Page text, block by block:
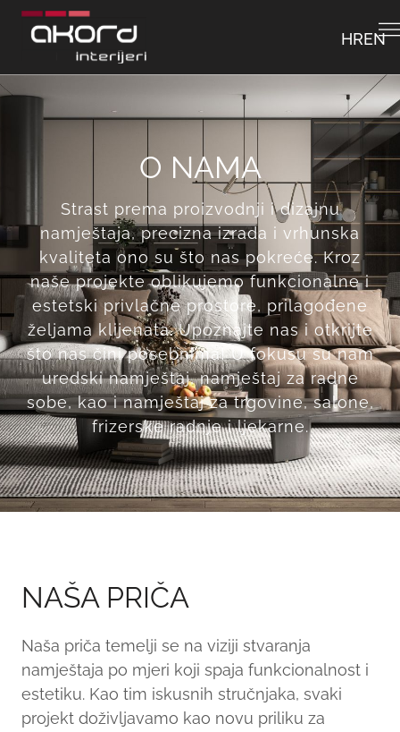
HREN
O NAMA
Strast prema proizvodnji i dizajnu
namještaja, precizna izrada i vrhunska
kvaliteta ono su što nas pokreće. Kroz
naše projekte oblikujemo funkcionalne i
estetski privlačne prostore, prilagođene
željama klijenata. Upoznajte nas i otkrijte
što nas čini posebnima! U fokusu su nam
uredski namještaj, namještaj za radne
sobe, kao i namještaj za trgovine, salone,
frizerske radnje i ljekarne.
NAŠA PRIČA
Naša priča temelji se na viziji stvaranja
namještaja po mjeri koji spaja funkcionalnost i
estetiku. Kao tim iskusnih stručnjaka, svaki
projekt doživljavamo kao novu priliku za